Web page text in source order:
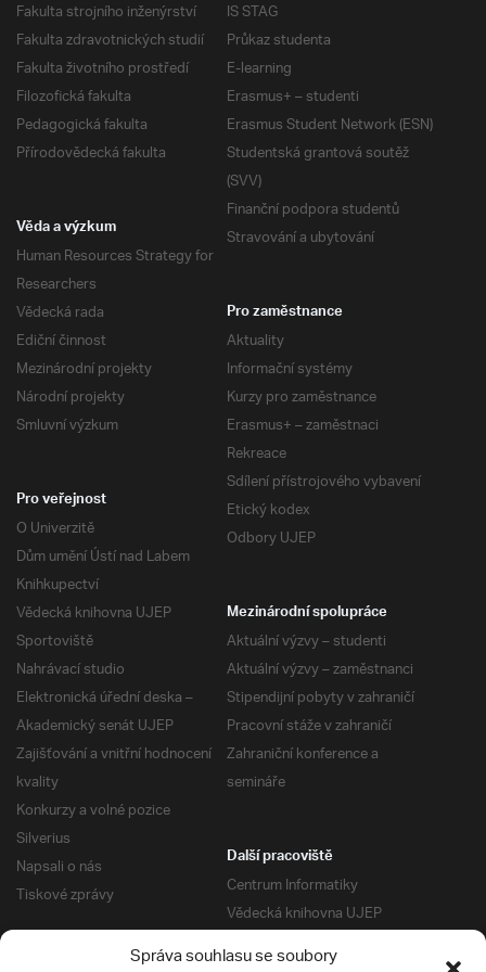
Správa souhlasu se soubory
Fakulta strojního inženýrství
Fakulta zdravotnických studií
Fakulta životního prostředí
Filozofická fakulta
Pedagogická fakulta
Přírodovědecká fakulta
IS STAG
Průkaz studenta
E-learning
Erasmus+ – studenti
Erasmus Student Network (ESN)
Studentská grantová soutěž
(SVV)
Finanční podpora studentů
Stravování a ubytování
Věda a výzkum
Human Resources Strategy for
Researchers
Vědecká rada
Ediční činnost
Mezinárodní projekty
Národní projekty
Smluvní výzkum
Pro zaměstnance
Aktuality
Informační systémy
Kurzy pro zaměstnance
Erasmus+ – zaměstnaci
Rekreace
Sdílení přístrojového vybavení
Etický kodex
Odbory UJEP
Pro veřejnost
O Univerzitě
Dům umění Ústí nad Labem
Knihkupectví
Vědecká knihovna UJEP
Sportoviště
Nahrávací studio
Elektronická úřední deska –
Akademický senát UJEP
Zajišťování a vnitřní hodnocení
kvality
Konkurzy a volné pozice
Silverius
Napsali o nás
Tiskové zprávy
Mezinárodní spolupráce
Aktuální výzvy – studenti
Aktuální výzvy – zaměstnanci
Stipendijní pobyty v zahraničí
Pracovní stáže v zahraničí
Zahraniční konference a
semináře
Další pracoviště
Centrum Informatiky
Vědecká knihovna UJEP
Správa kolejí a menz